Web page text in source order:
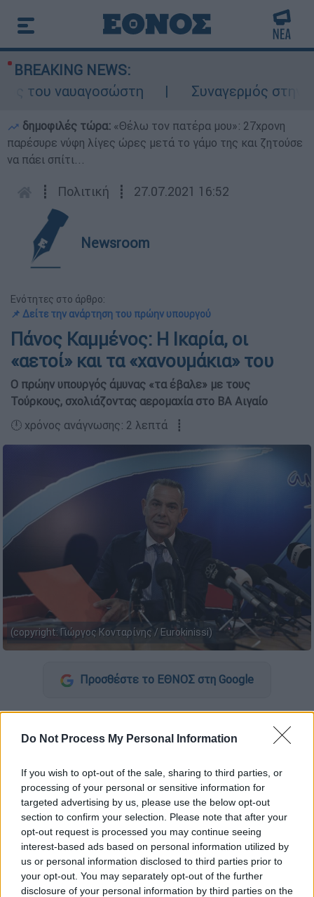
Do Not Process My Personal Information
If you wish to opt-out of the sale, sharing to third parties, or
processing of your personal or sensitive information for
targeted advertising by us, please use the below opt-out
section to confirm your selection. Please note that after your
opt-out request is processed you may continue seeing
interest-based ads based on personal information utilized by
us or personal information disclosed to third parties prior to
your opt-out. You may separately opt-out of the further
disclosure of your personal information by third parties on the
BREAKING NEWS:
του ναυαγοσώστη
Συναγερμός στην
δημοφιλές τώρα: «Θέλω τον πατέρα μου»: 27χρονη
παρέσυρε νύφη λίγες ώρες μετά το γάμο της και ζητούσε
να πάει σπίτι...
┋ Πολιτική ┋ 27.07.2021 16:52
Newsroom
Ενότητες στο άρθρο:
📌 Δείτε την ανάρτηση του πρώην υπουργού
Πάνος Καμμένος: Η Ικαρία, οι
«αετοί» και τα «χανουμάκια» του
Ο πρώην υπουργός άμυνας «τα έβαλε» με τους
Τούρκους, σχολιάζοντας αερομαχία στο ΒΑ Αιγαίο
🕛 χρόνος ανάγνωσης: 2 λεπτά ┋
(copyright: Γιώργος Κονταρίνης / Eurokinissi)
Προσθέστε το ΕΘΝΟΣ στη Google
Από την Ικαρία, όπου βρίσκεται για
διακοπές, οΠάνος Καμμένοςανέβασε στον
οποίο απεικονίζεται αεροσκάφος να πετάει
στον ουρανό. Ο πρώηνυπουργός άμυνας
έχασε την ευκαιρία για να καταφερθεί
εναντίον της Τουρκίας και τελικώς στον
λογαριασμό του σχολίασε το στιγμιότυπο
που είχε απαθανατίσει με τοποθέτηση που
μόνο ψύχραιμη δεν μπορεί να χαρακτηριστεί.